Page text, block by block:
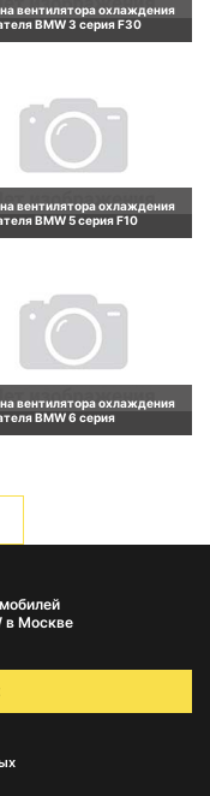
вентилятора охлаждения
BMW 3 серия F30
вентилятора охлаждения
BMW 5 серия F10
вентилятора охлаждения
BMW 6 серия
в Москве